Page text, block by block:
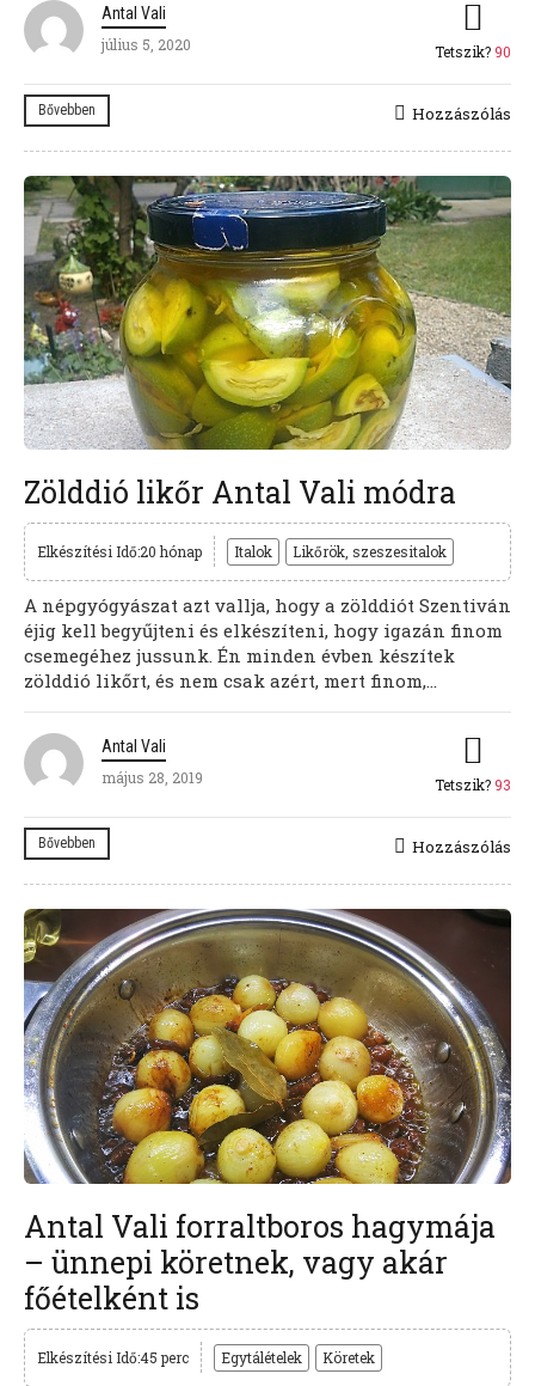
Antal Vali
július 5, 2020
Tetszik?90
Bővebben Hozzászólás
Zölddió likőr Antal Vali módra
Elkészítési Idő:20 hónap Italok Likőrök, szeszesitalok
A népgyógyászat azt vallja, hogy a zölddiót Szentiván
éjig kell begyűjteni és elkészíteni, hogy igazán finom
csemegéhez jussunk. Én minden évben készítek
zölddió likőrt, és nem csak azért, mert finom,...
Antal Vali
május 28, 2019
Tetszik?93
Bővebben Hozzászólás
Antal Vali forraltboros hagymája
– ünnepi köretnek, vagy akár
főételként is
Elkészítési Idő:45 perc Egytálételek Köretek